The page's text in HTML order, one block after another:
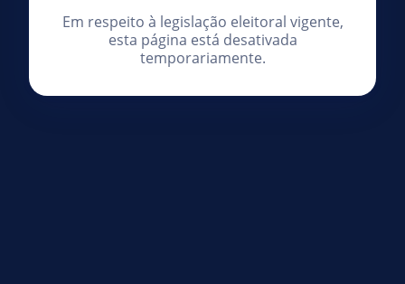
Em respeito à legislação eleitoral vigente,
esta página está desativada
temporariamente.